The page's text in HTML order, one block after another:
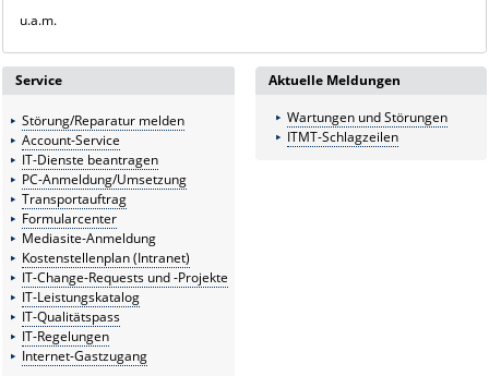
u.a.m.
Aktuelle Meldungen
Wartungen und Störungen
ITMT-Schlagzeilen
Service
Störung/Reparatur melden
Account-Service
IT-Dienste beantragen
PC-Anmeldung/Umsetzung
Transportauftrag
Formularcenter
Mediasite-Anmeldung
Kostenstellenplan (Intranet)
IT-Change-Requests und -Projekte
IT-Leistungskatalog
IT-Qualitätspass
IT-Regelungen
Internet-Gastzugang